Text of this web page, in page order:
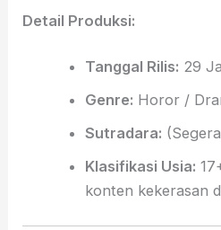
Detail Produksi:
Tanggal Rilis: 29
Genre: Horor /
Sutradara:
Klasifikasi Usia:
konten kekerasan